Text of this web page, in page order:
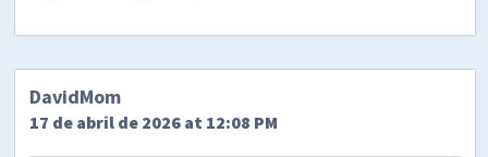
DavidMom
17 de abril de 2026 at 12:08 PM